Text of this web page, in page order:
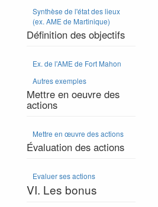
Synthèse de l'état des lieux
(ex. AME de Martinique)
Définition des objectifs
Ex. de l'AME de Fort Mahon
Autres exemples
Mettre en oeuvre des
actions
Mettre en œuvre des actions
Évaluation des actions
Evaluer ses actions
VI. Les bonus